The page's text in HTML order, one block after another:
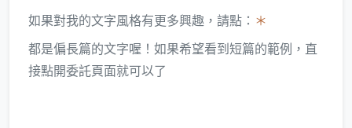
如果對我的文字風格有更多興趣，請點： ＊
都是偏長篇的文字喔！如果希望看到短篇的範例，直
接點開委託頁面就可以了